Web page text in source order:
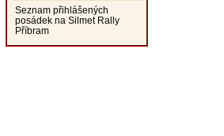
Seznam přihlášených
posádek na Silmet Rally
Příbram